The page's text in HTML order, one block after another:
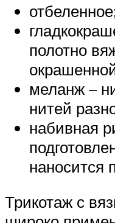
полотно
меланж –
нитей
набивная
наносится
Трикотаж с